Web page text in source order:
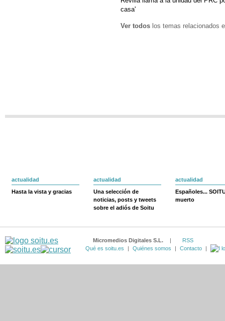
casa'
Ver todos los temas relacionados
actualidad
Hasta la vista y gracias
actualidad
Una selección de
noticias, posts y tweets
sobre el adiós de Soitu
actualidad
Españoles...
muerto
Micromedios Digitales S.L. |
RSS
Qué es soitu.es
| Quiénes somos | Contacto |